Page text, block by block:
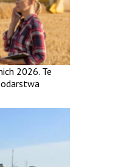
2026. Te